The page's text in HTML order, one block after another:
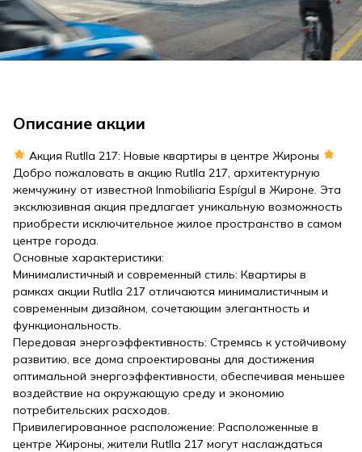
Описание акции
Акция Rutlla 217: Новые квартиры в центре Жироны
Добро пожаловать в акцию Rutlla 217, архитектурную
жемчужину от известной Inmobiliaria Espígul в Жироне. Эта
эксклюзивная акция предлагает уникальную возможность
приобрести исключительное жилое пространство в самом
центре города.
Основные характеристики:
Минималистичный и современный стиль: Квартиры в
рамках акции Rutlla 217 отличаются минималистичным и
современным дизайном, сочетающим элегантность и
функциональность.
Передовая энергоэффективность: Стремясь к устойчивому
развитию, все дома спроектированы для достижения
оптимальной энергоэффективности, обеспечивая меньшее
воздействие на окружающую среду и экономию
потребительских расходов.
Привилегированное расположение: Расположенные в
центре Жироны, жители Rutlla 217 могут наслаждаться